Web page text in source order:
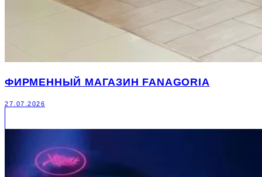
ФИРМЕННЫЙ МАГАЗИН FANAGORIA
27.07.2026